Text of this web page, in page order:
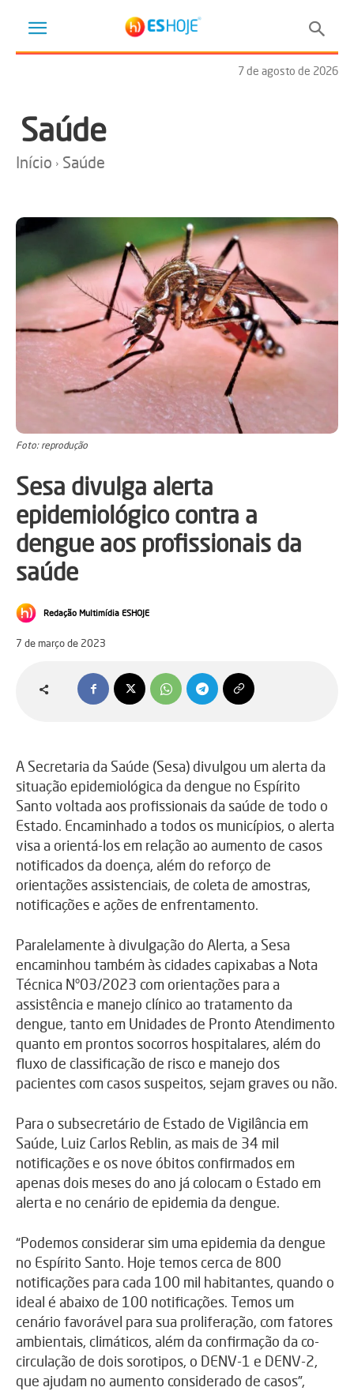
7 de agosto de 2026
Saúde
Início Saúde
Foto: reprodução
Sesa divulga alerta
epidemiológico contra a
dengue aos profissionais da
saúde
Redação Multimídia ESHOJE
7 de março de 2023
A Secretaria da Saúde (Sesa) divulgou um alerta da
situação epidemiológica da dengue no Espírito
Santo voltada aos profissionais da saúde de todo o
Estado. Encaminhado a todos os municípios, o alerta
visa a orientá-los em relação ao aumento de casos
notificados da doença, além do reforço de
orientações assistenciais, de coleta de amostras,
notificações e ações de enfrentamento.
Paralelamente à divulgação do Alerta, a Sesa
encaminhou também às cidades capixabas a Nota
Técnica N°03/2023 com orientações para a
assistência e manejo clínico ao tratamento da
dengue, tanto em Unidades de Pronto Atendimento
quanto em prontos socorros hospitalares, além do
fluxo de classificação de risco e manejo dos
pacientes com casos suspeitos, sejam graves ou não.
Para o subsecretário de Estado de Vigilância em
Saúde, Luiz Carlos Reblin, as mais de 34 mil
notificações e os nove óbitos confirmados em
apenas dois meses do ano já colocam o Estado em
alerta e no cenário de epidemia da dengue.
“Podemos considerar sim uma epidemia da dengue
no Espírito Santo. Hoje temos cerca de 800
notificações para cada 100 mil habitantes, quando o
ideal é abaixo de 100 notificações. Temos um
cenário favorável para sua proliferação, com fatores
ambientais, climáticos, além da confirmação da co-
circulação de dois sorotipos, o DENV-1 e DENV-2,
que ajudam no aumento considerado de casos”,